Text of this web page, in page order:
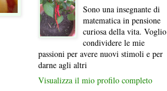
Sono una insegnante di
matematica in pensione
curiosa della vita. Voglio
condividere le mie
passioni per avere nuovi stimoli e per
darne agli altri
Visualizza il mio profilo completo